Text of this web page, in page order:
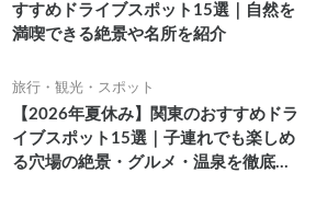
すすめドライブスポット15選｜自然を
満喫できる絶景や名所を紹介
旅行・観光・スポット
【2026年夏休み】関東のおすすめドラ
イブスポット15選｜子連れでも楽しめ
る穴場の絶景・グルメ・温泉を徹底解